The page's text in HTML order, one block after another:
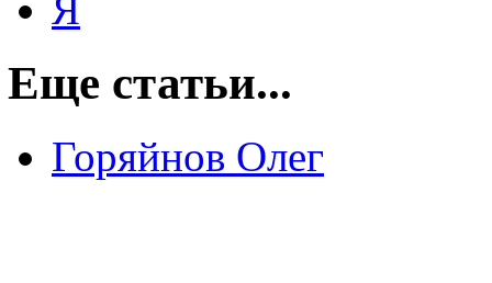
Я
Еще статьи...
Горяйнов Олег